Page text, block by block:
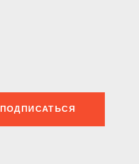
ПОДПИСАТЬСЯ